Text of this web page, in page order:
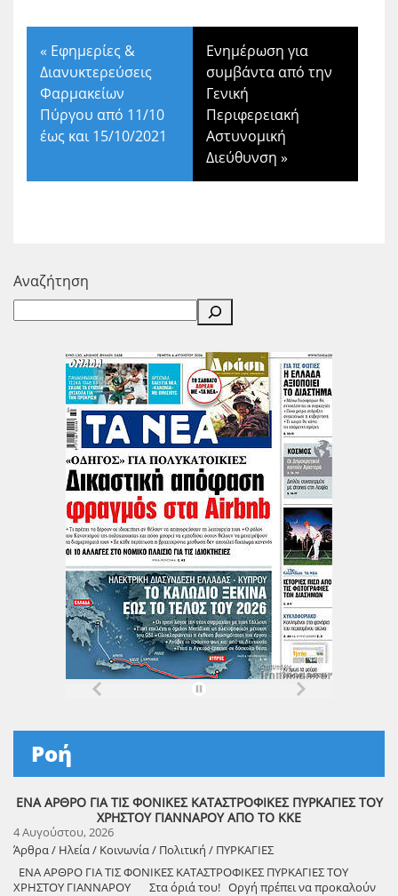
« Εφημερίες &
Διανυκτερεύσεις
Φαρμακείων
Πύργου από 11/10
έως και 15/10/2021
Ενημέρωση για
συμβάντα από την
Γενική
Περιφερειακή
Αστυνομική
Διεύθυνση »
Αναζήτηση
Ροή
ΕΝΑ ΑΡΘΡΟ ΓΙΑ ΤΙΣ ΦΟΝΙΚΕΣ ΚΑΤΑΣΤΡΟΦΙΚΕΣ ΠΥΡΚΑΓΙΕΣ ΤΟΥ
ΧΡΗΣΤΟΥ ΓΙΑΝΝΑΡΟΥ ΑΠΟ ΤΟ ΚΚΕ
4 Αυγούστου, 2026
Άρθρα / Ηλεία / Κοινωνία / Πολιτική / ΠΥΡΚΑΓΙΕΣ
ΕΝΑ ΑΡΘΡΟ ΓΙΑ ΤΙΣ ΦΟΝΙΚΕΣ ΚΑΤΑΣΤΡΟΦΙΚΕΣ ΠΥΡΚΑΓΙΕΣ ΤΟΥ
ΧΡΗΣΤΟΥ ΓΙΑΝΝΑΡΟΥ Στα όριά του! Οργή πρέπει να προκαλούν